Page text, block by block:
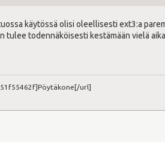
käytössä olisi oleellisesti ext3:a
todennäköisesti kestämään vielä
url]